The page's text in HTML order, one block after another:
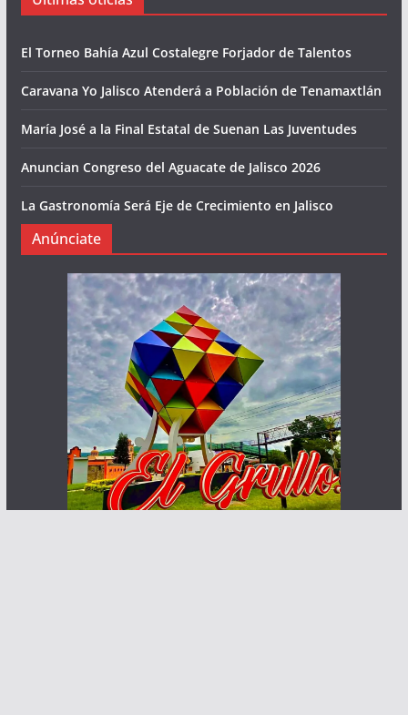
El Torneo Bahía Azul Costalegre Forjador de Talentos
Caravana Yo Jalisco Atenderá a Población de Tenamaxtlán
María José a la Final Estatal de Suenan Las Juventudes
Anuncian Congreso del Aguacate de Jalisco 2026
La Gastronomía Será Eje de Crecimiento en Jalisco
Anúnciate